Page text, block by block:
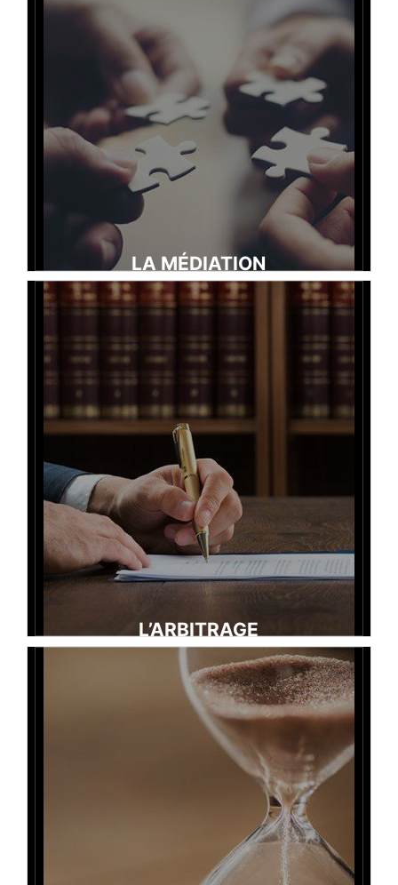
L’AFA est une association loi de 1901 constituée dès 1957 à
l’initiative des milieux (…). Elle a pour vocation de
promouvoir en France et à l’étranger le choix de l’arbitrage et
de la médiation pour la résolution des différends et de
concourir au bon déroulement des procédures soumises à
ses règlements.
Lire la suite →
LA MÉDIATION
La médiation est un mode de résolution des différends qui
consiste à désigner un médiateur dont la mission est de
faciliter la recherche d’une solution amiable dans un cadre
Lire la suite →
L’ARBITRAGE
L’arbitrage est un mode de résolution des différends qui
consiste à désigner un ou plusieurs arbitres dont la mission
est de trancher en droit ou en équité le litige soumis par les